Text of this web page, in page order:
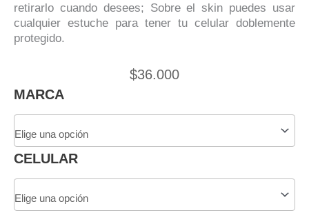
retirarlo cuando desees; Sobre el skin puedes usar
cualquier estuche para tener tu celular doblemente
protegido.
$36.000
MARCA
CELULAR
Skin
Plateado
Para
cantidad